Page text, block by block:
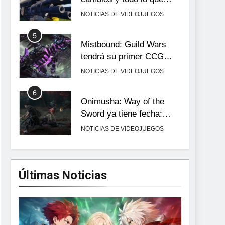
llega con el lanzamiento
NOTICIAS DE VIDEOJUEGOS
5
Mistbound: Guild Wars
tendrá su primer CCG
digital para PC y móviles
NOTICIAS DE VIDEOJUEGOS
6
Onimusha: Way of the
Sword ya tiene fecha:
Capcom lanza demo
NOTICIAS DE VIDEOJUEGOS
7
No Rest for the Wicked
confirma su versión 1.0
NOTICIAS DE VIDEOJUEGOS
8
Stuntman: Hollywood
Últimas Noticias